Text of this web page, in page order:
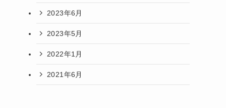
2023年6月
2023年5月
2022年1月
2021年6月